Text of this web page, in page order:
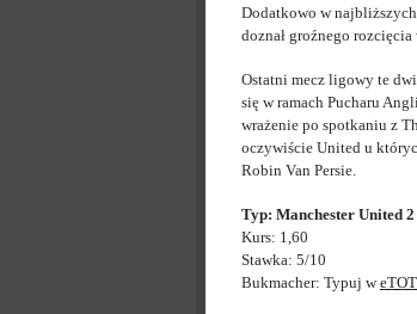
Dodatkowo w
doznał groźnego
Ostatni mecz ligowy te
się w ramach Pucharu
wrażenie po spotkaniu z
oczywiście United u
Robin Van Persie.
Typ: Manchester United 2
Kurs: 1,60
Stawka: 5/10
Bukmacher: Typuj w